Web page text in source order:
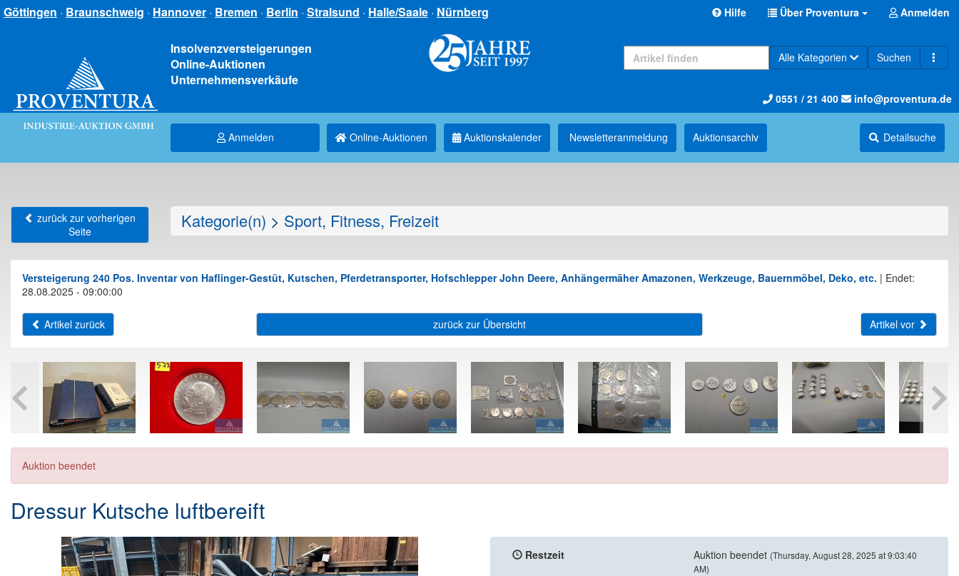
Göttingen · Braunschweig · Hannover · Bremen · Berlin · Stralsund · Halle/Saale · Nürnberg Hilfe Über Proventura Anmelden
Insolvenzversteigerungen
Online-Auktionen
Unternehmensverkäufe
Alle Kategorien Suchen
0551 / 21 400 info@proventura.de
Anmelden Online-Auktionen Auktionskalender Newsletter­anmeldung Auktions­archiv Detailsuche
zurück zur vorherigen
Seite
Kategorie(n) > Sport, Fitness, Freizeit
Versteigerung 240 Pos. Inventar von Haflinger-Gestüt, Kutschen, Pferdetransporter, Hofschlepper John Deere, Anhängermäher Amazonen, Werkzeuge, Bauernmöbel, Deko, etc. | Endet:
28.08.2025 - 09:00:00
Artikel zurück zurück zur Übersicht Artikel vor
Auktion beendet
Dressur Kutsche luftbereift
Restzeit Auktion beendet (Thursday, August 28, 2025 at 9:03:40
AM)